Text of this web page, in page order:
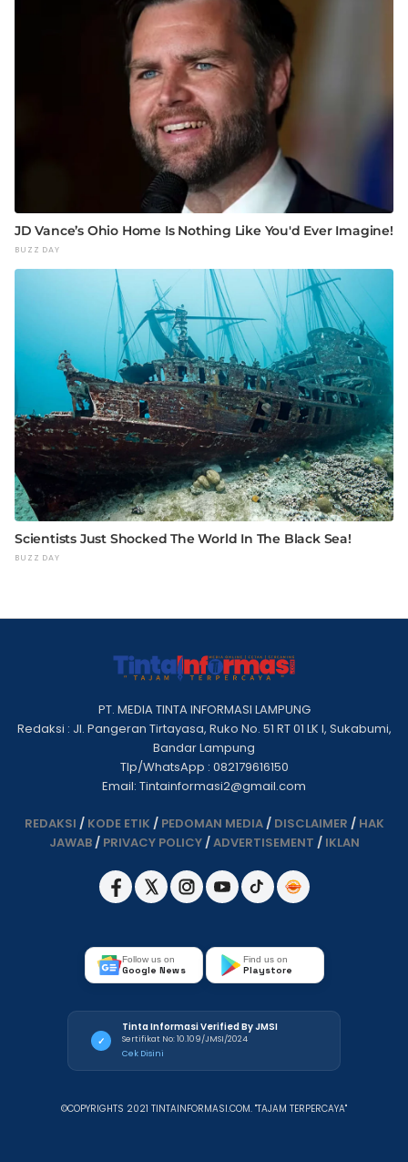
PT. MEDIA TINTA INFORMASI LAMPUNG
Redaksi : Jl. Pangeran Tirtayasa, Ruko No. 51 RT 01 LK I, Sukabumi,
Bandar Lampung
Tlp/WhatsApp : 082179616150
Email: Tintainformasi2@gmail.com
REDAKSI / KODE ETIK / PEDOMAN MEDIA/ DISCLAIMER / HAK
JAWAB/ PRIVACY POLICY/ADVERTISEMENT / IKLAN
Follow us on
Google News
Find us on
Playstore
✓
Tinta Informasi Verified By JMSI
Sertifikat No: 10.109/JMSI/2024
Cek Disini
©COPYRIGHTS 2021 TINTAINFORMASI.COM. "TAJAM TERPERCAYA"